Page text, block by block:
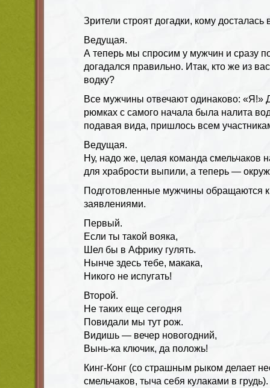
Зрители строят догадки, кому досталась
Ведущая.
А теперь мы спросим у мужчин и сразу
догадался правильно. Итак, кто же из
водку?
Все мужчины отвечают одинаково: «Я!»
рюмках с самого начала была налита
подавая вида, пришлось всем
Ведущая.
Ну, надо же, целая команда смельчаков
для храбрости выпили, а теперь —
Подготовленные мужчины обращаются
заявлениями.
Первый.
Если ты такой вояка,
Шел бы в Африку гулять.
Нынче здесь тебе, макака,
Никого не испугать!
Второй.
Не таких еще сегодня
Повидали мы тут рож.
Видишь — вечер новогодний,
Вынь-ка ключик, да положь!
Кинг-Конг (со страшным рыком делает
смельчаков, тыча себя кулаками в грудь).